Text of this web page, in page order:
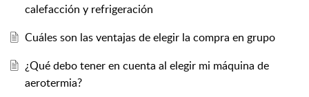
calefacción y refrigeración
Cuáles son las ventajas de elegir la compra en grupo
¿Qué debo tener en cuenta al elegir mi máquina de
aerotermia?